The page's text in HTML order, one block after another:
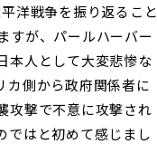
洋戦争を振り返ること
すが、パールハーバー
本人として大変悲惨な
カ側から政府関係者に
攻撃で不意に攻撃され
ではと初めて感じまし